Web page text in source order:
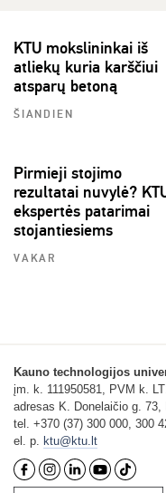
KTU mokslininkai iš
atliekų kuria karščiui
atsparų betoną
ŠIANDIEN
Pirmieji stojimo
rezultatai nuvylė?
ekspertės patarimai
stojantiesiems
VAKAR
Kauno technologijos
įm. k. 111950581, PVM k.
adresas K. Donelaičio g. 73,
tel. +370 (37) 300 000, 300
el. p.
ktu@ktu.lt